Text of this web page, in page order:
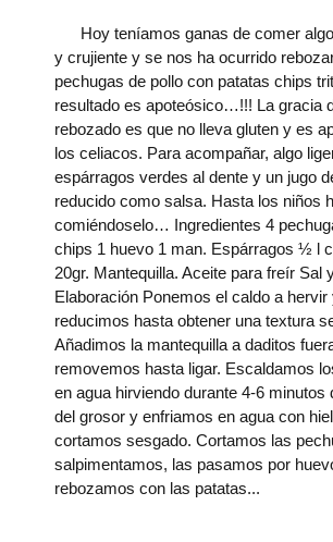
Hoy teníamos ganas de comer
y crujiente y se nos ha ocurrido
pechugas de pollo con patatas chips
resultado es apoteósico…!!! La gracia
rebozado es que no lleva gluten y es
los celiacos. Para acompañar, algo
espárragos verdes al dente y un jugo
reducido como salsa. Hasta los niños
comiéndoselo… Ingredientes 4
chips 1 huevo 1 man. Espárragos ½ l
20gr. Mantequilla. Aceite para freír Sal
Elaboración Ponemos el caldo a hervir
reducimos hasta obtener una textura
Añadimos la mantequilla a daditos
removemos hasta ligar. Escaldamos
en agua hirviendo durante 4-6 minutos
del grosor y enfriamos en agua con
cortamos sesgado. Cortamos las
salpimentamos, las pasamos por
rebozamos con las patatas